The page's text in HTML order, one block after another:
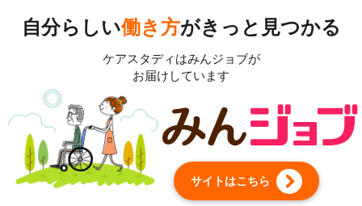
自分らしい働き方がきっと見つかる
ケアスタディはみんジョブが
お届けしています
サイトはこちら